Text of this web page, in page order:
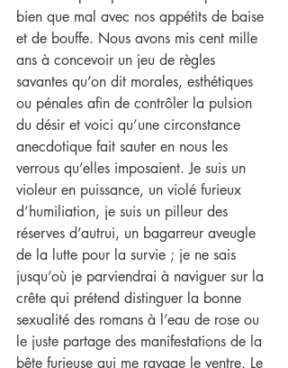
bien que mal avec nos appétits de baise
et de bouffe. Nous avons mis cent mille
ans à concevoir un jeu de règles
savantes qu’on dit morales, esthétiques
ou pénales afin de contrôler la pulsion
du désir et voici qu’une circonstance
anecdotique fait sauter en nous les
verrous qu’elles imposaient. Je suis un
violeur en puissance, un violé furieux
d’humiliation, je suis un pilleur des
réserves d’autrui, un bagarreur aveugle
de la lutte pour la survie ; je ne sais
jusqu’où je parviendrai à naviguer sur la
crête qui prétend distinguer la bonne
sexualité des romans à l’eau de rose ou
le juste partage des manifestations de la
bête furieuse qui me ravage le ventre. Le